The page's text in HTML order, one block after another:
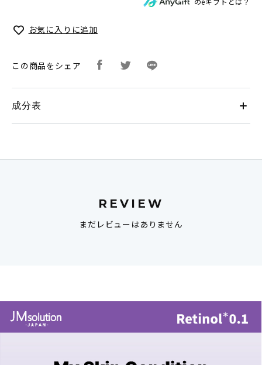
お気に入りに追加
この商品をシェア
成分表
REVIEW
まだレビューはありません